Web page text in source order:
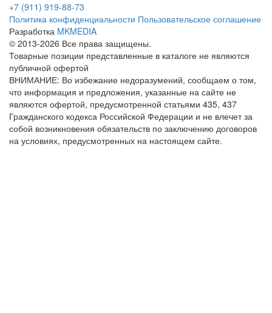
+7 (911) 919-88-73
Политика конфиденциальности Пользовательское соглашение
Разработка MKMEDIA
© 2013-2026 Все права защищены.
Товарные позиции представленные в каталоге не являются
публичной офертой
ВНИМАНИЕ: Во избежание недоразумений, сообщаем о том,
что информация и предложения, указанные на сайте не
являются офертой, предусмотренной статьями 435, 437
Гражданского кодекса Российской Федерации и не влечет за
собой возникновения обязательств по заключению договоров
на условиях, предусмотренных на настоящем сайте.